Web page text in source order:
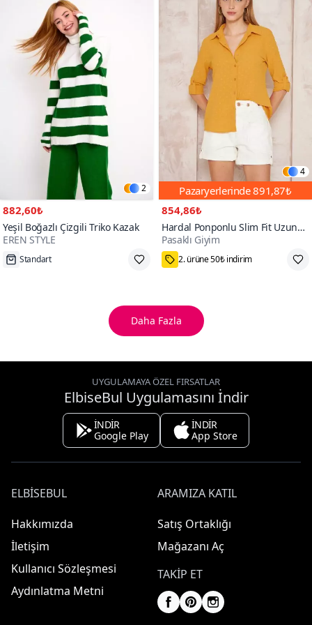
2
882,60₺
Yeşil Boğazlı Çizgili Triko Kazak
EREN STYLE
Tükenmek Üzere
4
Pazaryerlerinde891,87₺
854,86₺
Hardal Ponponlu Slim Fit Uzun
Kollu Gömlek
Pasaklı Giyim
75₺ Kupon Fırsatı
Daha Fazla
UYGULAMAYA ÖZEL FIRSATLAR
ElbiseBul Uygulamasını İndir
İNDİR
Google Play
İNDİR
App Store
ELBISEBUL
Hakkımızda
İletişim
Kullanıcı Sözleşmesi
Aydınlatma Metni
ARAMIZA KATIL
Satış Ortaklığı
Mağazanı Aç
TAKIP ET